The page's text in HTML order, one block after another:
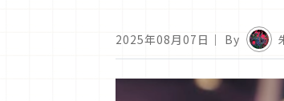
2025年08月07日 ｜ By